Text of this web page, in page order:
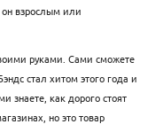
взрослым или
руками. Сами сможете
стал хитом этого года и
знаете, как дорого стоят
но это товар